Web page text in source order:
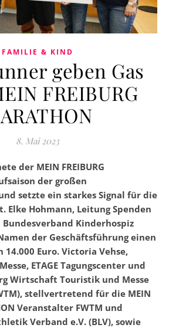
FAMILIE & KIND
geben Gas
FREIBURG
8. Mai 2023
der MEIN FREIBURG
der großen
setzte ein starkes Signal für die
Elke Hohmann, Leitung Spenden
Bundesverband Kinderhospiz
der Geschäftsführung einen
14.000 Euro. Victoria Vehse,
ETAGE Tagungscenter und
Wirtschaft Touristik und Messe
stellvertretend für die MEIN
Veranstalter FWTM und
Verband e.V. (BLV), sowie